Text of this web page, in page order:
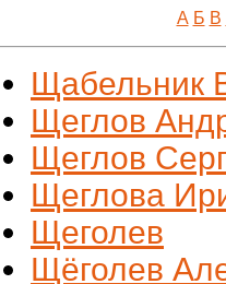
А Б В
Щабельник
Щеглов
Щеглов
Щеглова
Щеголев
Щёголев